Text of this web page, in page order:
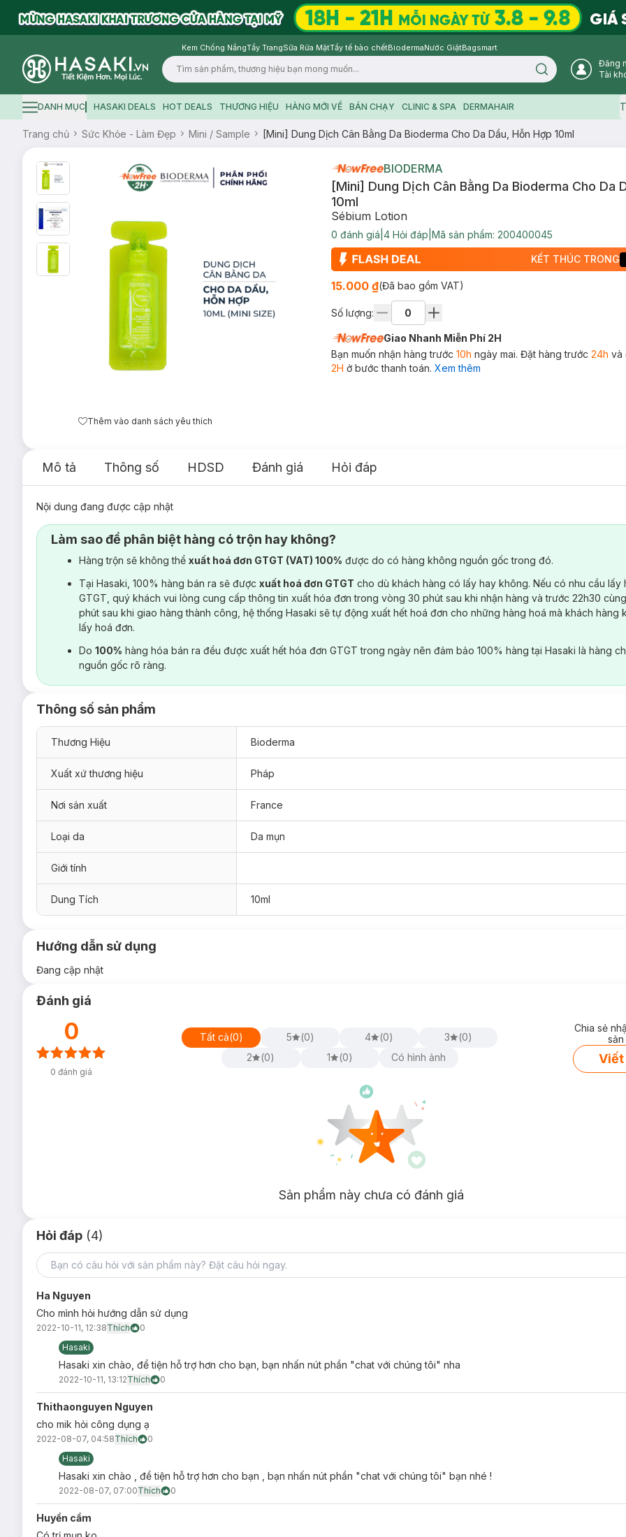
Kem Chống NắngTẩy TrangSữa Rửa MặtTẩy tế bào chếtBiodermaNước GiặtBagsmart
Logo
Search icon
Đăng
Tài
Hamburger icon
DANH MỤC HASAKI DEALS HOT DEALS THƯƠNG HIỆU HÀNG MỚI VỀ BÁN CHẠY CLINIC & SPA DERMAHAIR
Trang chủ Sức Khỏe - Làm Đẹp Mini / Sample [Mini] Dung Dịch Cân Bằng Da Bioderma Cho Da Dầu, Hỗn Hợp 10ml
Thêm vào danh sách yêu thích
BIODERMA
[Mini] Dung Dịch Cân Bằng Da Bioderma Cho Da
10ml
Sébium Lotion
0 đánh giá 4Hỏi đáp Mã sản phẩm: 200400045
KẾT THÚC TRONG
15.000 ₫(Đã bao gồm VAT)
Số lượng:
Giao Nhanh Miễn Phí 2H
Bạn muốn nhận hàng trước 10h ngày mai. Đặt hàng trước 24h và
2H ở bước thanh toán. Xem thêm
Mô tả Thông số HDSD Đánh giá Hỏi đáp
Nội dung đang được cập nhật
Làm sao để phân biệt hàng có trộn hay không?
Hàng trộn sẽ không thể xuất hoá đơn GTGT (VAT) 100% được do có hàng không nguồn gốc trong đó.
Tại Hasaki, 100% hàng bán ra sẽ được xuất hoá đơn GTGT cho dù khách hàng có lấy hay không. Nếu có nhu cầu lấy
GTGT, quý khách vui lòng cung cấp thông tin xuất hóa đơn trong vòng 30 phút sau khi nhận hàng và trước 22h30
phút sau khi giao hàng thành công, hệ thống Hasaki sẽ tự động xuất hết hoá đơn cho những hàng hoá mà khách hàng
lấy hoá đơn.
Do 100% hàng hóa bán ra đều được xuất hết hóa đơn GTGT trong ngày nên đảm bảo 100% hàng tại Hasaki là hàng
nguồn gốc rõ ràng.
Thông số sản phẩm
Thương Hiệu Bioderma
Xuất xứ thương hiệu Pháp
Nơi sản xuất France
Loại da Da mụn
Giới tính
Dung Tích 10ml
Hướng dẫn sử dụng
Đang cập nhật
Đánh giá
0
0 đánh giá
Tất cả(0) 5 (0) 4 (0) 3 (0)
2
(0) 1 (0) Có hình ảnh
Chia sẻ
Viết
Sản phẩm này chưa có đánh giá
Hỏi đáp (4)
Ha Nguyen
Cho mình hỏi hướng dẫn sử dụng
2022-10-11, 12:38Thích
0
Hasaki
Hasaki xin chào, để tiện hỗ trợ hơn cho bạn, bạn nhấn nút phần "chat với chúng tôi" nha
2022-10-11, 13:12Thích 0
Thithaonguyen Nguyen
cho mik hỏi công dụng ạ
2022-08-07, 04:58Thích
0
Hasaki
Hasaki xin chào , để tiện hỗ trợ hơn cho bạn , bạn nhấn nút phần "chat với chúng tôi" bạn nhé !
2022-08-07, 07:00Thích 0
Huyền cầm